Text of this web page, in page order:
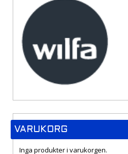
VARUKORG
Inga produkter i varukorgen.